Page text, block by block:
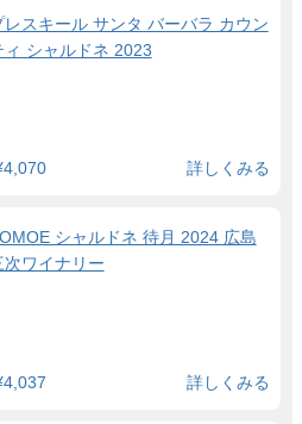
レスキール サンタ バーバラ カウン
ィ シャルドネ 2023
詳しくみる
シャルドネ 待月 2024 広島
次ワイナリー
詳しくみる